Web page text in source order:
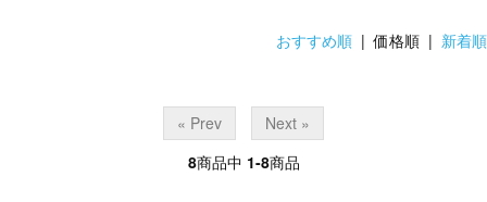
おすすめ順 | 価格順 | 新着順
« Prev
Next »
8商品中 1-8商品